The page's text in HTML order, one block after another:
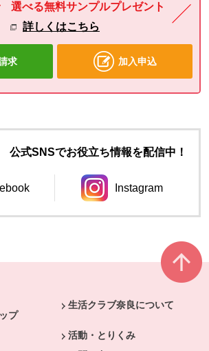
選べる無料サンプルプレゼント
詳しくはこちら
求 加入申込
式SNSでお役立ち情報を配信中！
ウィンドウで開きます。
Instagram
別のウィンドウ
プ
生活クラブ奈良について
活動・とりくみ